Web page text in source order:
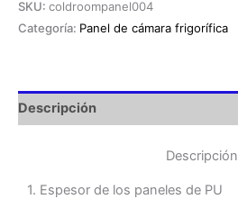
SKU: coldroompanel004
Categoría: Panel de cámara frigorífica
Descripción
Descripción
1. Espesor de los paneles de PU